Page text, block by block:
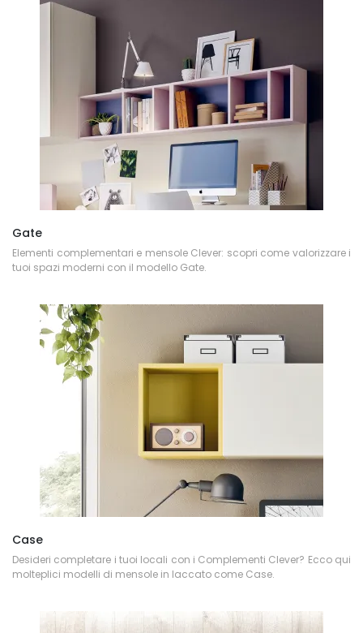
Gate
Elementi complementari e mensole Clever: scopri come valorizzare i
tuoi spazi moderni con il modello Gate.
Case
Desideri completare i tuoi locali con i Complementi Clever? Ecco qui
molteplici modelli di mensole in laccato come Case.